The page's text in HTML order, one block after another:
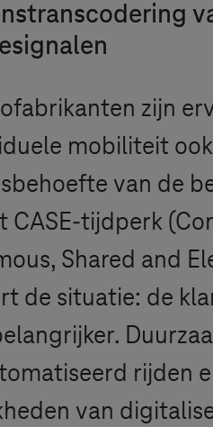
zijn
mobiliteit
van de
CASE-tijdperk
Shared and
de situatie: de
rijden
van